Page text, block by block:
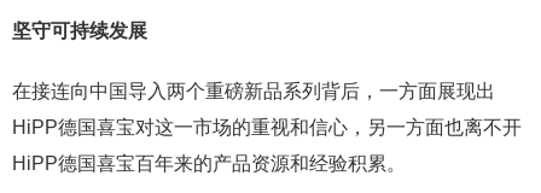
坚守可持续发展
在接连向中国导入两个重磅新品系列背后，一方面展现出
HiPP德国喜宝对这一市场的重视和信心，另一方面也离不开
HiPP德国喜宝百年来的产品资源和经验积累。